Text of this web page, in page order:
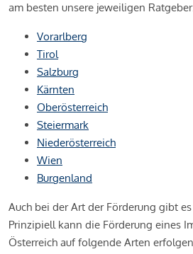
am besten unsere jeweiligen
Vorarlberg
Tirol
Salzburg
Kärnten
Oberösterreich
Steiermark
Niederösterreich
Wien
Burgenland
Auch bei der Art der Förderung gibt
Prinzipiell kann die Förderung eines
Österreich auf folgende Arten